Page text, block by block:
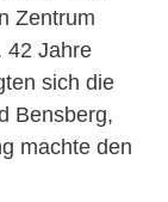
Zentrum
42 Jahre
sich die
Bensberg,
machte den